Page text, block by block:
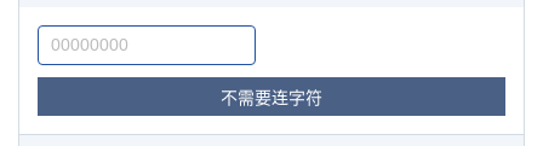
不需要连字符